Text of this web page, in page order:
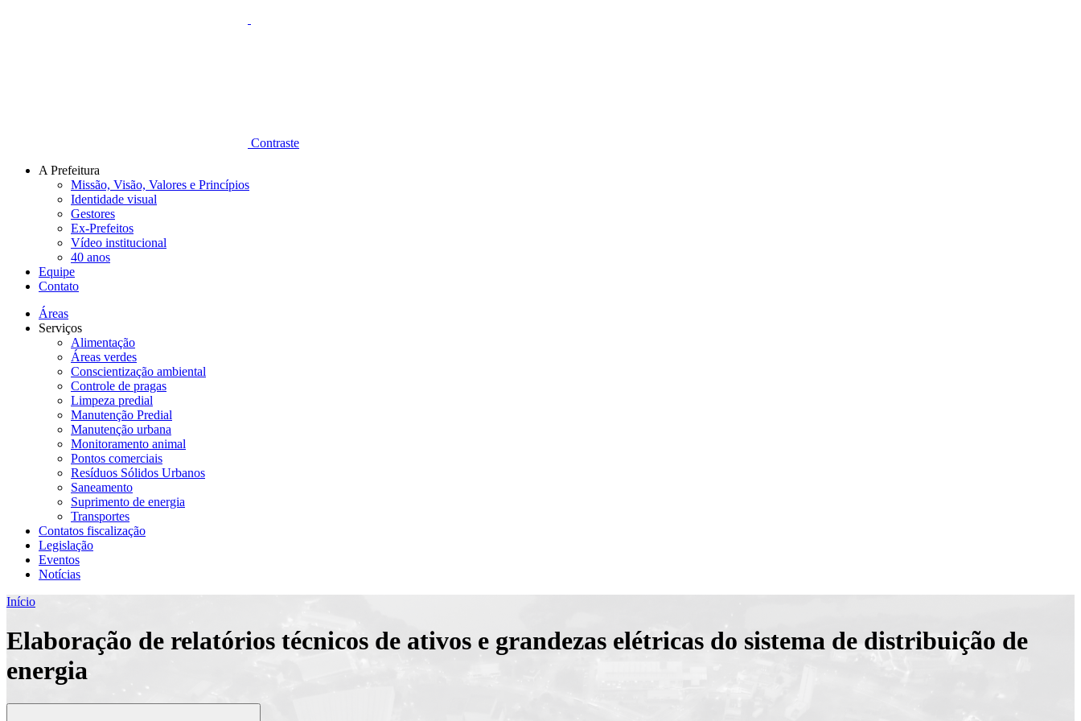
Contraste
A Prefeitura
Missão, Visão, Valores e Princípios
Identidade visual
Gestores
Ex-Prefeitos
Vídeo institucional
40 anos
Equipe
Contato
Áreas
Serviços
Alimentação
Áreas verdes
Conscientização ambiental
Controle de pragas
Limpeza predial
Manutenção Predial
Manutenção urbana
Monitoramento animal
Pontos comerciais
Resíduos Sólidos Urbanos
Saneamento
Suprimento de energia
Transportes
Contatos fiscalização
Legislação
Eventos
Notícias
Início
Elaboração de relatórios técnicos de ativos e grandezas elétricas do sistema de distribuição de
energia